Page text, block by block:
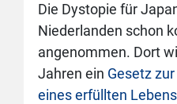
Die Dystopie für
Niederlanden schon
angenommen. Dort
Jahren ein Gesetz
eines erfüllten Lebens